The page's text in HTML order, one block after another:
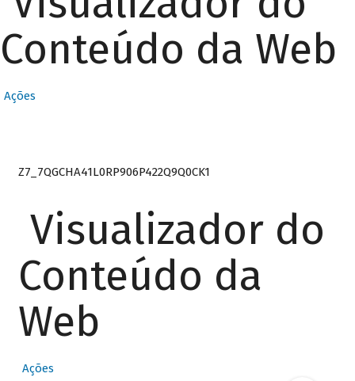
Conteúdo da Web
Ações
Z7_7QGCHA41L0RP906P422Q9Q0CK1
Visualizador do
Conteúdo da
Web
Ações